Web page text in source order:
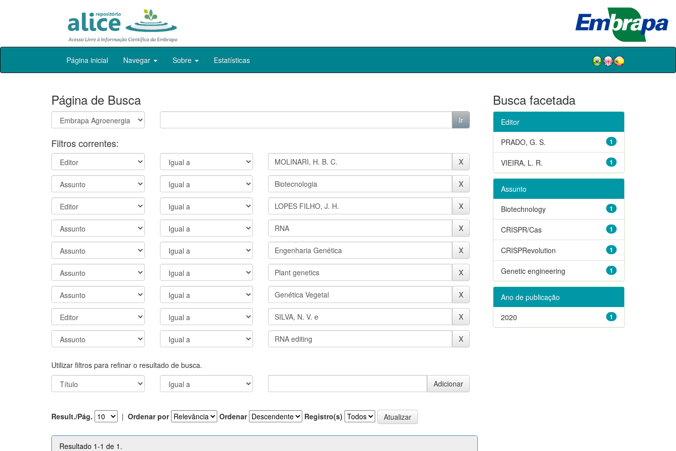
Skip
Página inicial Navegar Sobre Estatísticas
Página de Busca
Filtros correntes:
Utilizar filtros para refinar o resultado de busca.
Result./Pág. | Ordenar por Ordenar Registro(s)
Resultado 1-1 de 1.
Busca facetada
Editor
1
PRADO, G. S.
1
VIEIRA, L. R.
Assunto
1
Biotechnology
1
CRISPR/Cas
1
CRISPRevolution
1
Genetic engineering
Ano de publicação
1
2020